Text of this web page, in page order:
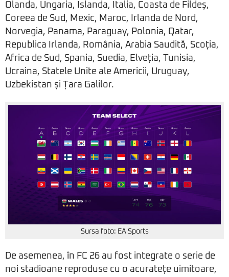
Olanda, Ungaria, Islanda, Italia, Coasta de Fildeș,
Coreea de Sud, Mexic, Maroc, Irlanda de Nord,
Norvegia, Panama, Paraguay, Polonia, Qatar,
Republica Irlanda, România, Arabia Saudită, Scoția,
Africa de Sud, Spania, Suedia, Elveția, Tunisia,
Ucraina, Statele Unite ale Americii, Uruguay,
Uzbekistan și Țara Galilor.
Sursa foto: EA Sports
De asemenea, în FC 26 au fost integrate o serie de
noi stadioane reproduse cu o acuratețe uimitoare,